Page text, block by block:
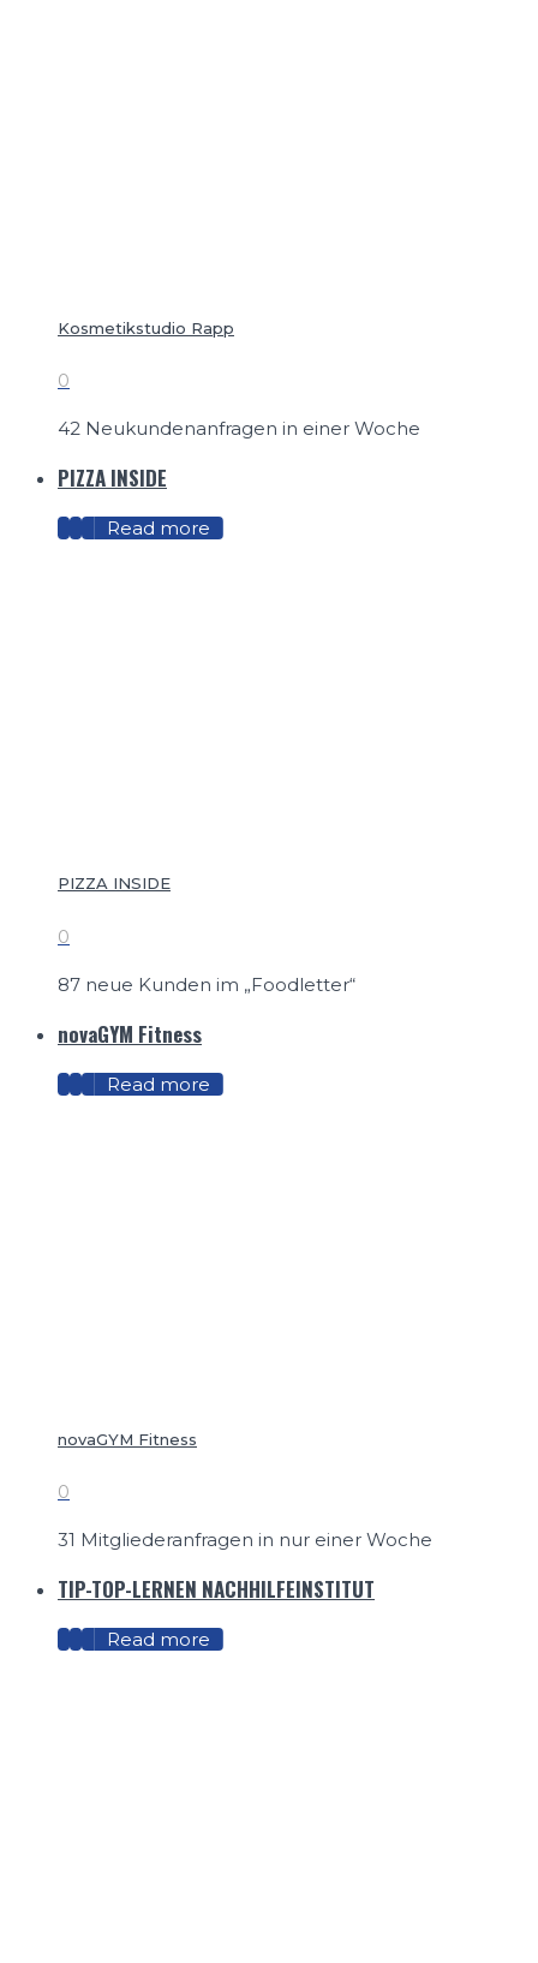
Kosmetikstudio Rapp
0
42 Neukundenanfragen in einer Woche
PIZZA INSIDE
Read more
PIZZA INSIDE
0
87 neue Kunden im „Foodletter“
novaGYM Fitness
Read more
novaGYM Fitness
0
31 Mitgliederanfragen in nur einer Woche
TIP-TOP-LERNEN NACHHILFEINSTITUT
Read more